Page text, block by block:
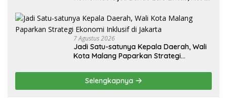
7 Agustus 2026
Jadi Satu-satunya Kepala Daerah, Wali
Kota Malang Paparkan Strategi
Selengkapnya